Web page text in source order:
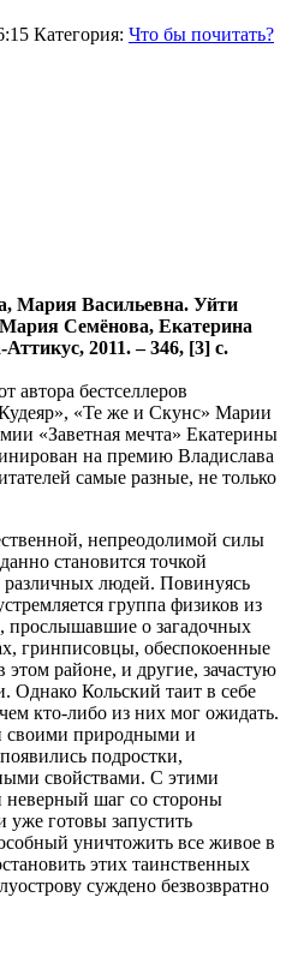
Категория: Что бы почитать?
Мария Васильевна. Уйти
Семёнова, Екатерина
2011. – 346, [3] с.
автора бестселлеров
«Те же и Скунс» Марии
«Заветная мечта» Екатерины
на премию Владислава
самые разные, не только
непреодолимой силы
становится точкой
людей. Повинуясь
группа физиков из
прослышавшие о загадочных
гринписовцы, обеспокоенные
этом районе, и другие, зачастую
Однако Кольский таит в себе
кто-либо из них мог ожидать.
своими природными и
подростки,
свойствами. С этими
шаг со стороны
уже готовы запустить
уничтожить все живое в
этих таинственных
суждено безвозвратно